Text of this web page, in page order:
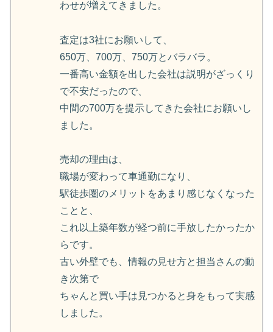
わせが増えてきました。
査定は3社にお願いして、
650万、700万、750万とバラバラ。
一番高い金額を出した会社は説明がざっくり
で不安だったので、
中間の700万を提示してきた会社にお願いし
ました。
売却の理由は、
職場が変わって車通勤になり、
駅徒歩圏のメリットをあまり感じなくなった
ことと、
これ以上築年数が経つ前に手放したかったか
らです。
古い外壁でも、情報の見せ方と担当さんの動
き次第で
ちゃんと買い手は見つかると身をもって実感
しました。